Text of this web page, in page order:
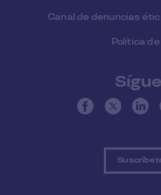
Canal de denuncias
Política